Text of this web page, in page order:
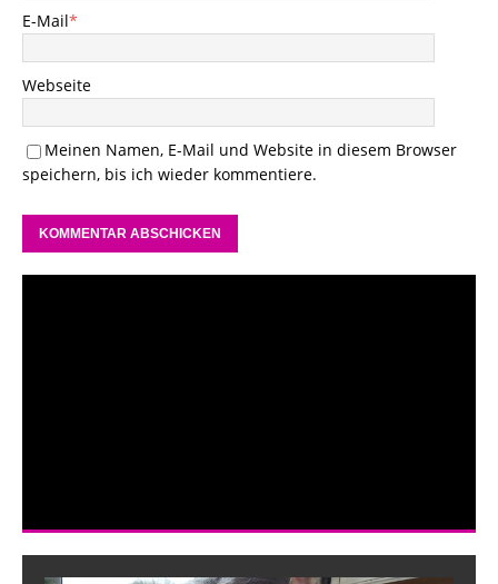
E-Mail*
Webseite
Meinen Namen, E-Mail und Website in diesem Browser
speichern, bis ich wieder kommentiere.